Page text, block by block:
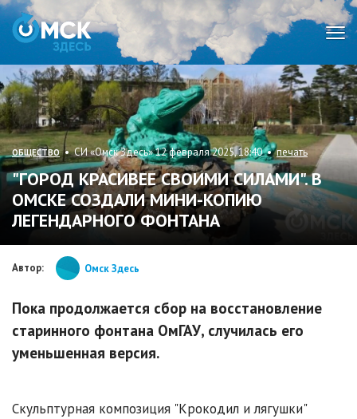
ОБЩЕСТВО• СИ «Омск Здесь» 12 февраля 2025, 18:40 •печать
"ГОРОД КРАСИВЕЕ СВОИМИ СИЛАМИ". В
ОМСКЕ СОЗДАЛИ МИНИ-КОПИЮ
ЛЕГЕНДАРНОГО ФОНТАНА
Автор: Омск Здесь
Пока продолжается сбор на восстановление
старинного фонтана ОмГАУ, случилась его
уменьшенная версия.
Скульптурная композиция "Крокодил и лягушки"